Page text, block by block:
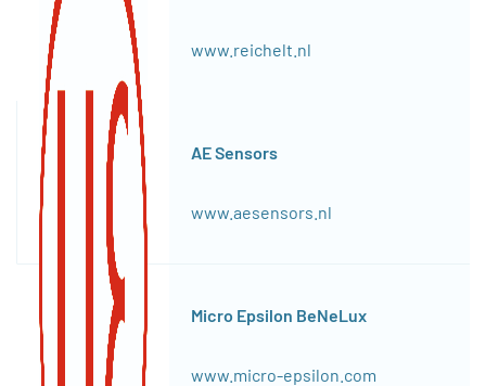
www.reichelt.nl
AE Sensors
www.aesensors.nl
Micro Epsilon BeNeLux
www.micro-epsilon.com